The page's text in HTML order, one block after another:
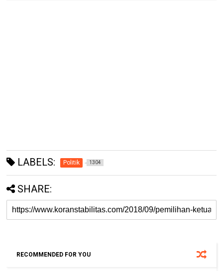
LABELS: Politik 1304
SHARE:
RECOMMENDED FOR YOU